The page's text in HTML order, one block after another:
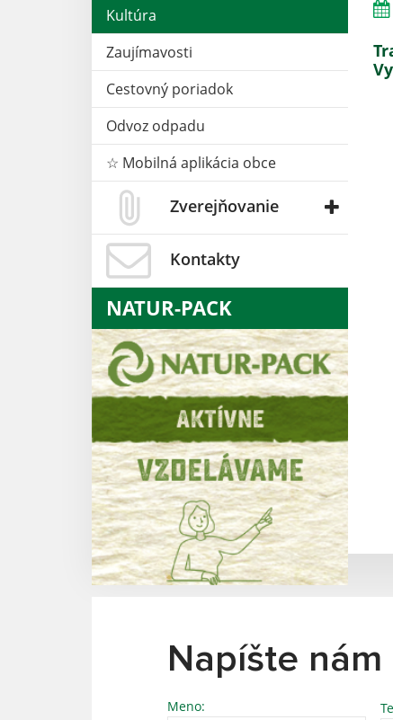
Kultúra
Zaujímavosti
Cestovný poriadok
Odvoz odpadu
☆ Mobilná aplikácia obce
Zverejňovanie
Kontakty
NATUR-PACK
Napíšte nám
Meno: